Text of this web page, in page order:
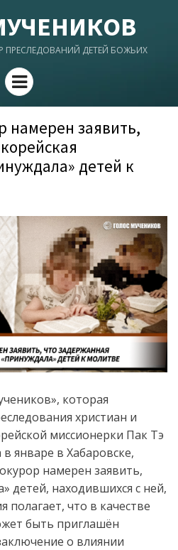
ДЕТЕЙ БОЖЬИХ
Menu
намерен заявить,
детей к
которая
христиан и
миссионерки Пак Тэ
январе в Хабаровске,
намерен заявить,
детей, находившихся с ней,
полагает, что в качестве
быть приглашён
о влиянии